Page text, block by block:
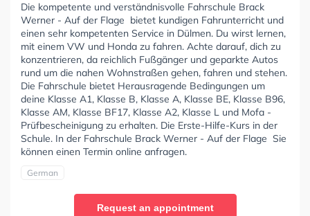
Die kompetente und verständnisvolle Fahrschule Brack
Werner - Auf der Flage bietet kundigen Fahrunterricht und
einen sehr kompetenten Service in Dülmen. Du wirst lernen,
mit einem VW und Honda zu fahren. Achte darauf, dich zu
konzentrieren, da reichlich Fußgänger und geparkte Autos
rund um die nahen Wohnstraßen gehen, fahren und stehen.
Die Fahrschule bietet Herausragende Bedingungen um
deine Klasse A1, Klasse B, Klasse A, Klasse BE, Klasse B96,
Klasse AM, Klasse BF17, Klasse A2, Klasse L und Mofa -
Prüfbescheinigung zu erhalten. Die Erste-Hilfe-Kurs in der
Schule. In der Fahrschule Brack Werner - Auf der Flage Sie
können einen Termin online anfragen.
German
Request an appointment